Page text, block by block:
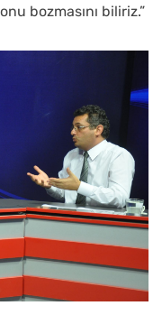
bozmasını biliriz.”